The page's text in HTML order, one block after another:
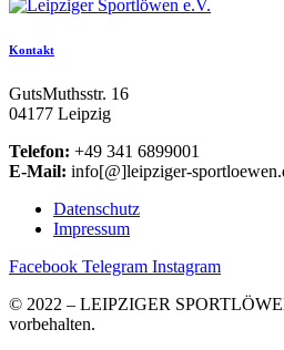
Kontakt
GutsMuthsstr. 16
04177 Leipzig
Telefon: +49 341 6899001
E-Mail: info[@]leipziger-
Datenschutz
Impressum
Facebook Telegram Instagram
© 2022 – LEIPZIGER
vorbehalten.